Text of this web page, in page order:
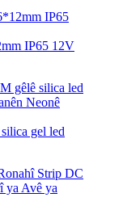
IP65 12V
gel led